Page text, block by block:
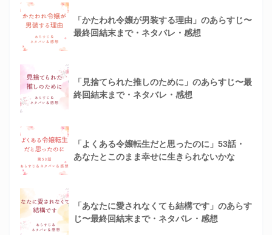
「かたわれ令嬢が男装する理由」のあらすじ〜
最終回結末まで・ネタバレ・感想
「見捨てられた推しのために」のあらすじ〜最
終回結末まで・ネタバレ・感想
「よくある令嬢転生だと思ったのに」53話・
あなたとこのまま幸せに生きられないかな
「あなたに愛されなくても結構です」のあらす
じ〜最終回結末まで・ネタバレ・感想